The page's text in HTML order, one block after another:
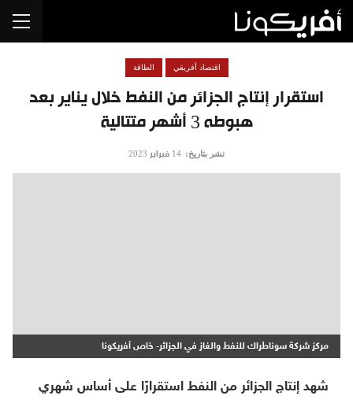
استقرار إنتاج الجزائر من النفط خلال يناير بعد
هبوطه 3 أشهر متتالية
اقتصاد أفريقي الطاقة
نشر بتاريخ: 14 فبراير 2023
مركز شركة سوناطراك للنفط والغاز في الجزائر- خاص أفريكونا
شهد إنتاج الجزائر من النفط استقرارًا على أساس شهري